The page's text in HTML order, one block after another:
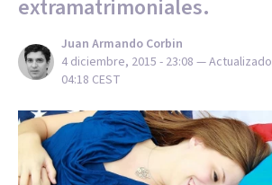
extramatrimoniales.
Juan Armando Corbin
4 diciembre, 2015 - 23:08 — Actualizado
04:18 CEST